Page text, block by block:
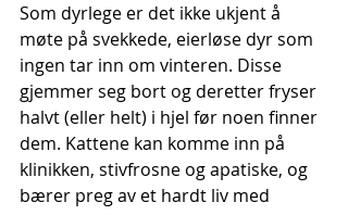
Som dyrlege er det ikke ukjent å
møte på svekkede, eierløse dyr som
ingen tar inn om vinteren. Disse
gjemmer seg bort og deretter fryser
halvt (eller helt) i hjel før noen finner
dem. Kattene kan komme inn på
klinikken, stivfrosne og apatiske, og
bærer preg av et hardt liv med